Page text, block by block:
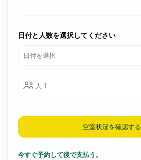
日付と人数を選択してください
人 1
空室状況を確認する
今すぐ予約して後で支払う。